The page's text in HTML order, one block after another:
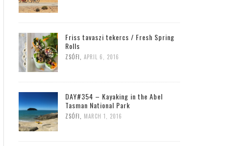
Friss tavaszi tekercs / Fresh Spring
Rolls
ZSÓFI APRIL 6, 2016
DAY#354 – Kayaking in the Abel
Tasman National Park
ZSÓFI MARCH 1, 2016